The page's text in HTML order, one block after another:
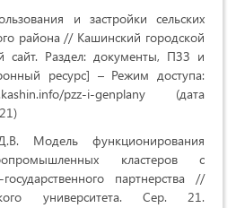
и застройки сельских
района // Кашинский городской
сайт. Раздел: документы, ПЗЗ и
ресурс] – Режим доступа:
pzz-i-genplany (дата
Модель функционирования
кластеров с
партнерства //
университета. Сер. 21.